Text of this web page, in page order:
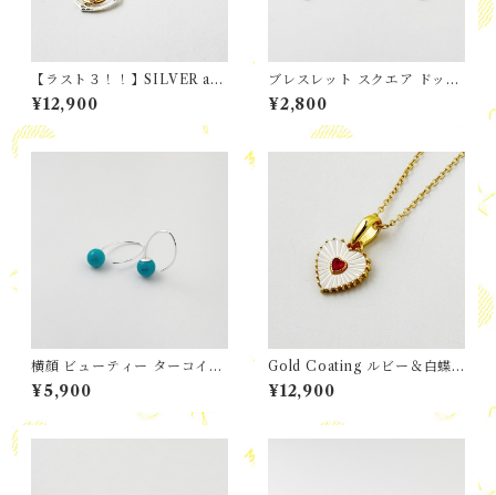
【ラスト３！！】SILVER and
GOLD Mix / MOON and ST
AR ペンダント
¥12,900
ブレスレット スクエア ドット
ステーションチェーン
¥2,800
横顔 ビューティー ターコイズ
ピアス
¥5,900
Gold Coating ルビー＆白蝶
貝 ハート ペンダント ネックレ
ス チェーン
¥12,900